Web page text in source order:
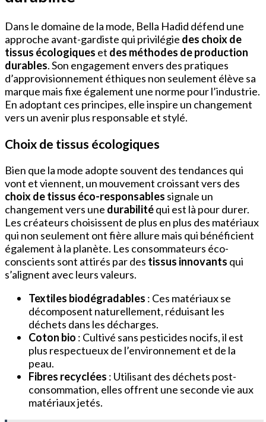
Dans le domaine de la mode, Bella Hadid défend une
approche avant-gardiste qui privilégie des choix de
tissus écologiques et des méthodes de production
durables. Son engagement envers des pratiques
d’approvisionnement éthiques non seulement élève sa
marque mais fixe également une norme pour l’industrie.
En adoptant ces principes, elle inspire un changement
vers un avenir plus responsable et stylé.
Choix de tissus écologiques
Bien que la mode adopte souvent des tendances qui
vont et viennent, un mouvement croissant vers des
choix de tissus éco-responsables signale un
changement vers une durabilitéqui est là pour durer.
Les créateurs choisissent de plus en plus des matériaux
qui non seulement ont fière allure mais qui bénéficient
également à la planète. Les consommateurs éco-
conscients sont attirés par des tissus innovants qui
s’alignent avec leurs valeurs.
Textiles biodégradables : Ces matériaux se
décomposent naturellement, réduisant les
déchets dans les décharges.
Coton bio : Cultivé sans pesticides nocifs, il est
plus respectueux de l’environnement et de la
peau.
Fibres recyclées : Utilisant des déchets post-
consommation, elles offrent une seconde vie aux
matériaux jetés.